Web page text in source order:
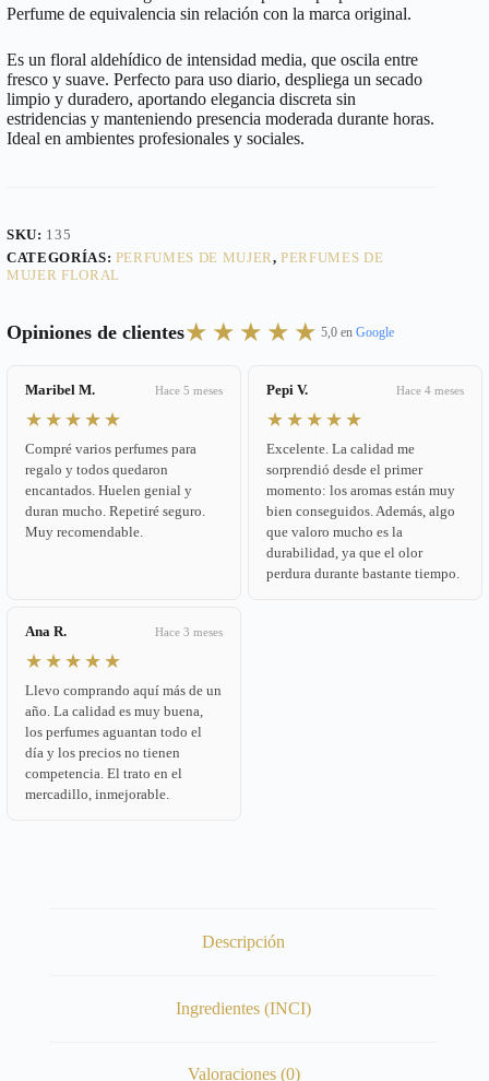
Perfume de equivalencia sin relación con la marca original.
Es un floral aldehídico de intensidad media, que oscila entre
fresco y suave. Perfecto para uso diario, despliega un secado
limpio y duradero, aportando elegancia discreta sin
estridencias y manteniendo presencia moderada durante horas.
Ideal en ambientes profesionales y sociales.
SKU: 135
CATEGORÍAS: PERFUMES DE MUJER,PERFUMES DE
MUJER FLORAL
Opiniones de clientes★★★★★ 5,0 en Google
Maribel M. Hace 5 meses
★★★★★
Compré varios perfumes para
regalo y todos quedaron
encantados. Huelen genial y
duran mucho. Repetiré seguro.
Muy recomendable.
Pepi V. Hace 4 meses
★★★★★
Excelente. La calidad me
sorprendió desde el primer
momento: los aromas están muy
bien conseguidos. Además, algo
que valoro mucho es la
durabilidad, ya que el olor
perdura durante bastante tiempo.
Ana R. Hace 3 meses
★★★★★
Llevo comprando aquí más de un
año. La calidad es muy buena,
los perfumes aguantan todo el
día y los precios no tienen
competencia. El trato en el
mercadillo, inmejorable.
Descripción
Ingredientes (INCI)
Valoraciones (0)